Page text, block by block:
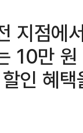
지점에
10만
인 혜